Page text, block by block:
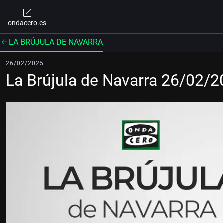
ondacero.es
LA BRÚJULA DE NAVARRA
26/02/2025
La Brújula de Navarra 26/02/